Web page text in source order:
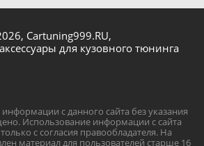
Cartuning999.RU,
для кузовного тюнинга
с данного сайта без указания
Использование информации с сайта
с согласия правообладателя. На
материал для пользователей старше 16